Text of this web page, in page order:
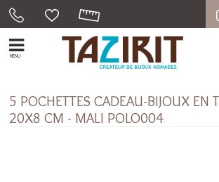
MENU
5 POCHETTES CADEAU-BIJOUX EN
20X8 CM - MALI POLO004